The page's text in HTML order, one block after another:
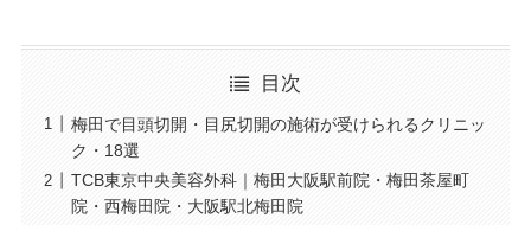
目次
梅田で目頭切開・目尻切開の施術が受けられるクリニッ
ク・18選
TCB東京中央美容外科｜梅田大阪駅前院・梅田茶屋町
院・西梅田院・大阪駅北梅田院